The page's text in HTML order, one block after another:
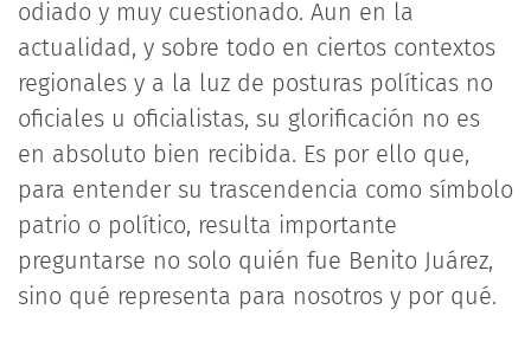
odiado y muy cuestionado. Aun en la
actualidad, y sobre todo en ciertos contextos
regionales y a la luz de posturas políticas no
oficiales u oficialistas, su glorificación no es
en absoluto bien recibida. Es por ello que,
para entender su trascendencia como símbolo
patrio o político, resulta importante
preguntarse no solo quién fue Benito Juárez,
sino qué representa para nosotros y por qué.